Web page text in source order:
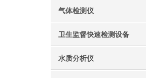
气体检测仪
卫生监督快速检测设备
水质分析仪